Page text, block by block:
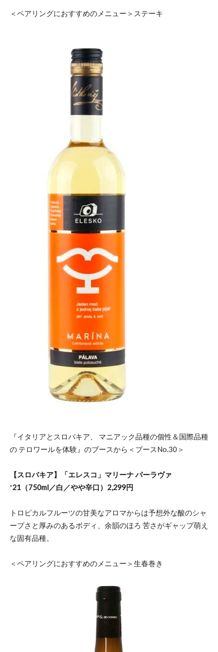
＜ペアリングにおすすめのメニュー＞ステーキ
『イタリアとスロバキア、 マニアック品種の個性＆国際品種
の テロワールを体験』のブースから＜ブースNo.30＞
【スロバキア】「エレスコ」マリーナ パーラヴァ
ʼ21（750ml／白／やや辛口）2,299円
トロピカルフルーツの甘美なアロマからは予想外な酸のシャ
ープさと厚みのあるボディ、余韻のほろ 苦さがギャップ萌え
な固有品種。
＜ペアリングにおすすめのメニュー＞生春巻き